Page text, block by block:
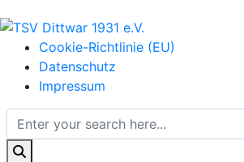
Cookie-Richtlinie (EU)
Datenschutz
Impressum